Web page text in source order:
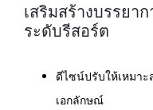
เสริมสร้างบรรย
ระดับรีสอร์ต
ดีไซน์ปรับให้เหมา
เอกลักษณ์